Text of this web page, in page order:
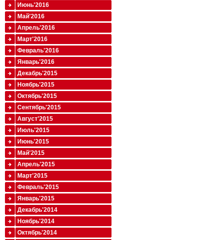
Июнь'2016
Май'2016
Апрель'2016
Март'2016
Февраль'2016
Январь'2016
Декабрь'2015
Ноябрь'2015
Октябрь'2015
Сентябрь'2015
Август'2015
Июль'2015
Июнь'2015
Май'2015
Апрель'2015
Март'2015
Февраль'2015
Январь'2015
Декабрь'2014
Ноябрь'2014
Октябрь'2014